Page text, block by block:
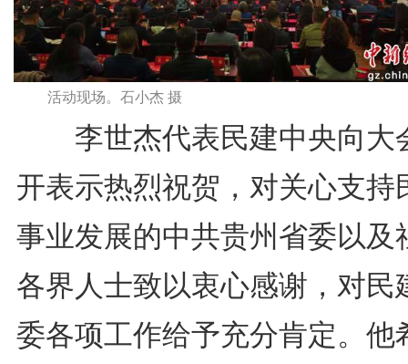
活动现场。石小杰 摄
李世杰代表民建中央向大
开表示热烈祝贺，对关心支持
事业发展的中共贵州省委以及
各界人士致以衷心感谢，对民
委各项工作给予充分肯定。他